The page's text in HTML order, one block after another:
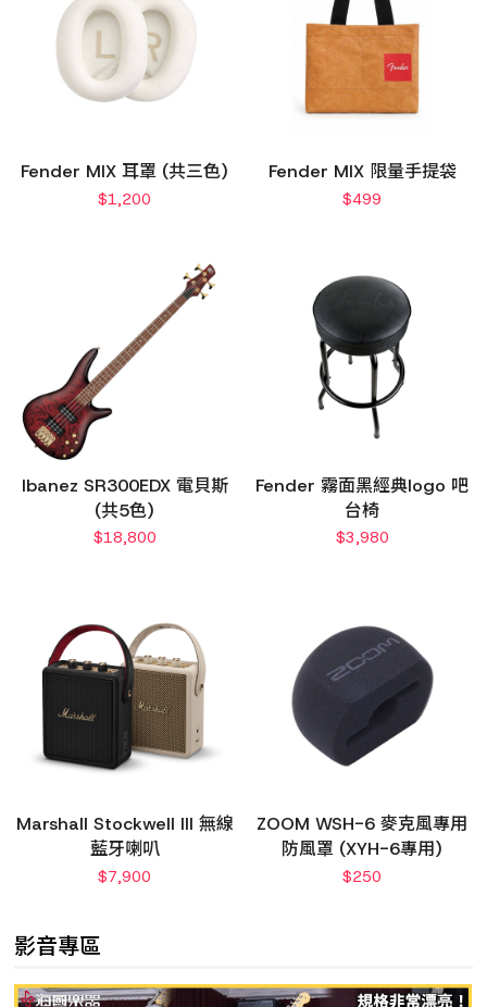
Fender MIX 耳罩 (共三色)
$1,200
Fender MIX 限量手提袋
$499
Ibanez SR300EDX 電貝斯
(共5色)
$18,800
Fender 霧面黑經典logo 吧
台椅
$3,980
Marshall Stockwell III 無線
藍牙喇叭
$7,900
ZOOM WSH-6 麥克風專用
防風罩 (XYH-6專用)
$250
影音專區